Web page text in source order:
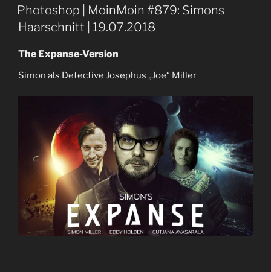
AM
Photoshop | MoinMoin #879: Simons
Haarschnitt | 19.07.2018
The Expanse-Version
Simon als Detective Josephus „Joe“ Miller